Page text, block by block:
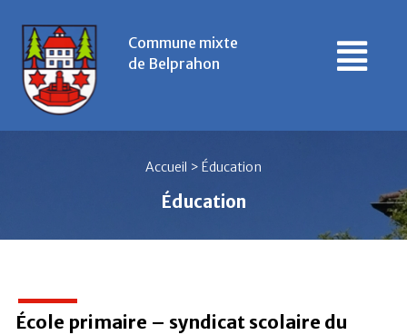
Commune mixte
de Belprahon
Accueil > Éducation
Éducation
École primaire – syndicat scolaire du